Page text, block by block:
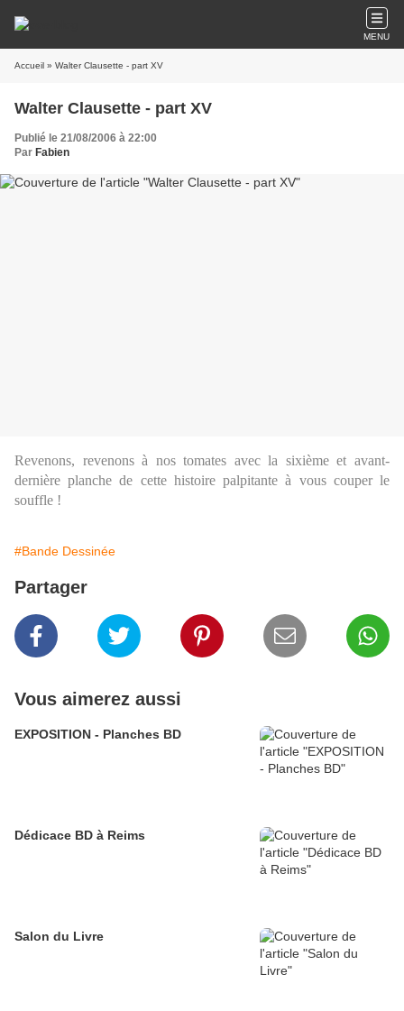
MENU
Accueil » Walter Clausette - part XV
Walter Clausette - part XV
Publié le 21/08/2006 à 22:00
Par Fabien
Revenons, revenons à nos tomates avec la sixième et avant-
dernière planche de cette histoire palpitante à vous couper le
souffle !
#Bande Dessinée
Partager
Vous aimerez aussi
EXPOSITION - Planches BD
Dédicace BD à Reims
Salon du Livre